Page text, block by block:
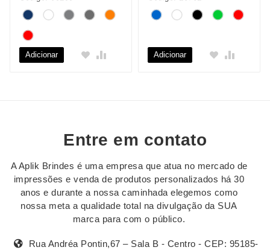
Adicionar Adicionar
Entre em contato
A Aplik Brindes é uma empresa que atua no mercado de
impressões e venda de produtos personalizados há 30
anos e durante a nossa caminhada elegemos como
nossa meta a qualidade total na divulgação da SUA
marca para com o público.
Rua Andréa Pontin,67 – Sala B - Centro - CEP: 95185-